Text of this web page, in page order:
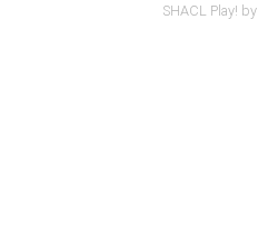
SHACL Play! by